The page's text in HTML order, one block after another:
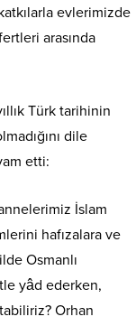
evlerimizde
arasında
Türk tarihinin
dile
etti:
İslam
hafızalara ve
Osmanlı
yâd ederken,
Orhan